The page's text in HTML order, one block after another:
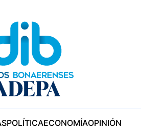
POLÍTICAECONOMÍAOPINIÓN